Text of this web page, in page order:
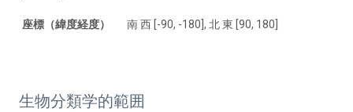
座標（緯度経度） 南 西 [-90, -180], 北 東 [90, 180]
生物分類学的範囲